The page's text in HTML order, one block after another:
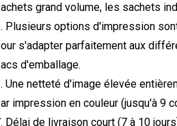
grand volume, les sachets
Plusieurs options d'impression
s'adapter parfaitement aux
d'emballage.
Une netteté d'image élevée
impression en couleur (jusqu'à 9
Délai de livraison court (7 à 10